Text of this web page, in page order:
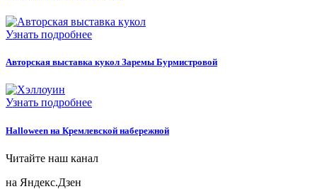
Узнать подробнее
Авторская выставка кукол Заремы Бурмистровой
Узнать подробнее
Halloween на Кремлевской набережной
Читайте наш канал
на Яндекс.Дзен